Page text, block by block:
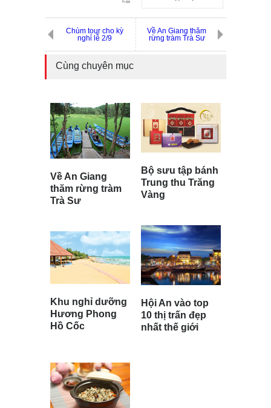
Chùm tour cho kỳ
nghỉ lễ 2/9
Về An Giang thăm
rừng tràm Trà Sư
Cùng chuyên mục
Về An Giang
thăm rừng tràm
Trà Sư
Khu nghỉ dưỡng
Hương Phong
Hồ Cốc
Bộ sưu tập bánh
Trung thu Trăng
Vàng
Hội An vào top
10 thị trấn đẹp
nhất thế giới